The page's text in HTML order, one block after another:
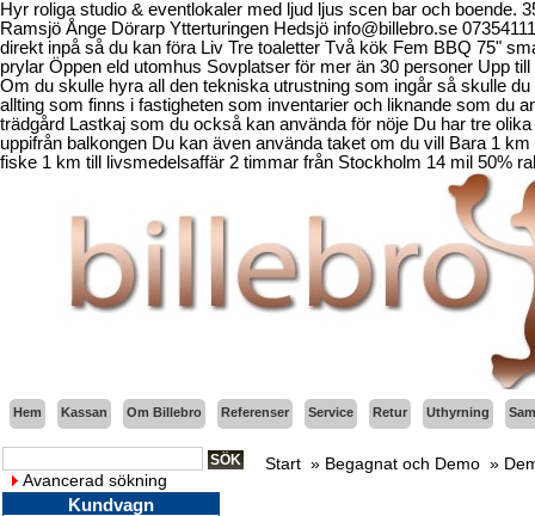
Hyr roliga studio & eventlokaler med ljud ljus scen bar och
Ramsjö Ånge Dörarp Ytterturingen Hedsjö info@billebro.se
direkt inpå så du kan föra Liv Tre toaletter Två kök Fem BBQ 75"
prylar Öppen eld utomhus Sovplatser för mer än 30 personer Upp
Om du skulle hyra all den tekniska utrustning som ingår så skulle
allting som finns i fastigheten som inventarier och liknande som du
trädgård Lastkaj som du också kan använda för nöje Du har tre
uppifrån balkongen Du kan även använda taket om du vill Bara 1
fiske 1 km till livsmedelsaffär 2 timmar från Stockholm 14 mil 50%
Hem Kassan Om Billebro Referenser Service Retur Uthyrning
Avancerad sökning
Kundvagn
Start » Begagnat och Demo »